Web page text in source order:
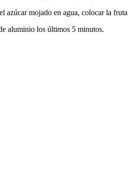
mojado en agua, colocar la
aluminio los últimos 5 minutos.